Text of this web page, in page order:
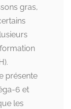
gras,
présente
6 et
les